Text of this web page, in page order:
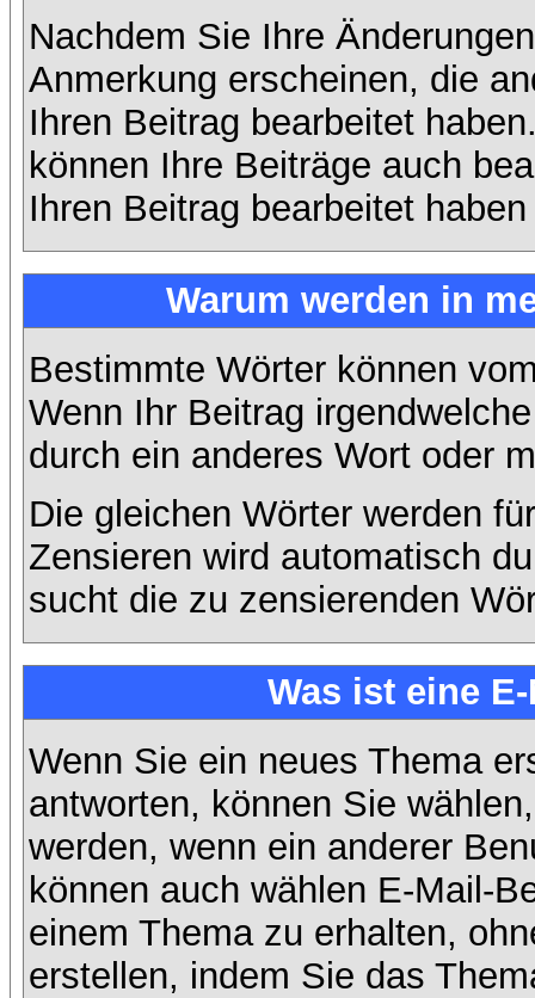
Nachdem Sie Ihre
Anmerkung erscheinen, die
Ihren Beitrag bearbeitet
können Ihre Beiträge auch
Ihren Beitrag bearbeitet
Warum werden in
Bestimmte Wörter können
Wenn Ihr Beitrag
durch ein anderes Wort oder
Die gleichen Wörter werden
Zensieren wird automatisch
sucht die zu zensierenden
Was ist eine
Wenn Sie ein neues Thema
antworten, können Sie
werden, wenn ein anderer
können auch wählen E-Mail-
einem Thema zu erhalten,
erstellen, indem Sie das